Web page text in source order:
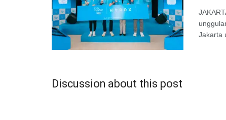
Jakarta
Discussion about this post